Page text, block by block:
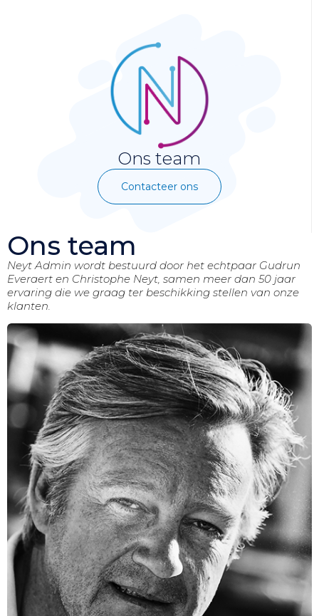
Ons team
Contacteer ons
Ons team
Neyt Admin wordt bestuurd door het echtpaar Gudrun
Everaert en Christophe Neyt, samen meer dan 50 jaar
ervaring die we graag ter beschikking stellen van onze
klanten.